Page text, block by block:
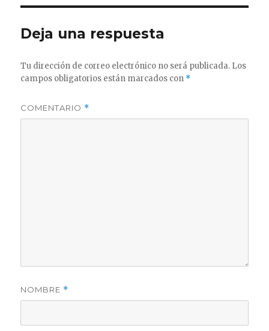
Deja una respuesta
Tu dirección de correo electrónico no será publicada. Los
campos obligatorios están marcados con *
COMENTARIO *
NOMBRE *